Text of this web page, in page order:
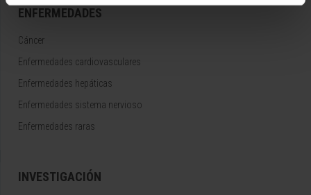
ENFERMEDADES
Cáncer
Enfermedades cardiovasculares
Enfermedades hepáticas
Enfermedades sistema nervioso
Enfermedades raras
INVESTIGACIÓN